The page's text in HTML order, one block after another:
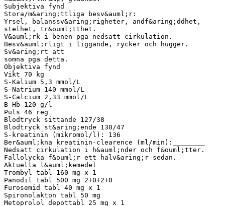
Subjektiva fynd
Stora/m&aring;ttliga besv&auml;r:
Yrsel, balanssv&aring;righeter, andf&aring;ddhet,
stelhet, tr&ouml;tthet.
V&auml;rk i benen pga nedsatt cirkulation.
Besv&auml;rligt i liggande, rycker och hugger.
Sv&aring;rt att
somna pga detta.
Objektiva fynd
Vikt 70 kg
S-Kalium 5,3 mmol/L
S-Natrium 140 mmol/L
S-Calcium 2,33 mmol/L
B-Hb 120 g/l
Puls 46 reg
Blodtryck sittande 127/38
Blodtryck st&aring;ende 130/47
S-kreatinin (mikromol/l): 136
Ber&auml;kna kreatinin-clearence (ml/min):________
Nedsatt cirkulation i h&auml;nder och f&ouml;tter.
Fallolycka f&ouml;r ett halv&aring;r sedan.
Aktuella l&auml;kemedel
Trombyl tabl 160 mg x 1
Panodil tabl 500 mg 2+0+2+0
Furosemid tabl 40 mg x 1
Spironolakton tabl 50 mg
Metoprolol depottabl 25 mg x 1